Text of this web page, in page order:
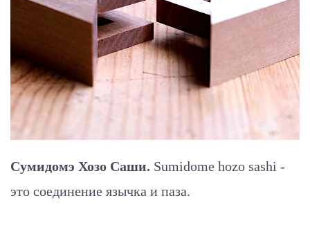
Сумидомэ Хозо Саши. Sumidome hozo sashi -
это соединение язычка и паза.